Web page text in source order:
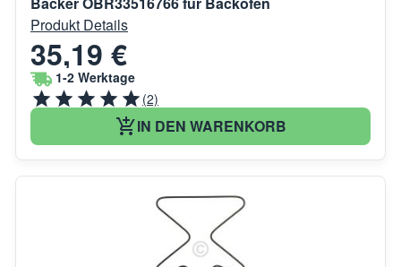
Produkt Details
35,19 €
1-2 Werktage
(2)
IN DEN WARENKORB